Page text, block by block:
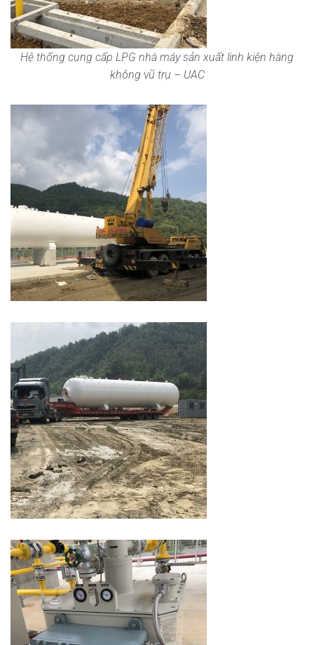
Hệ thống cung cấp LPG nhà máy sản xuất linh kiện hàng
không vũ trụ – UAC